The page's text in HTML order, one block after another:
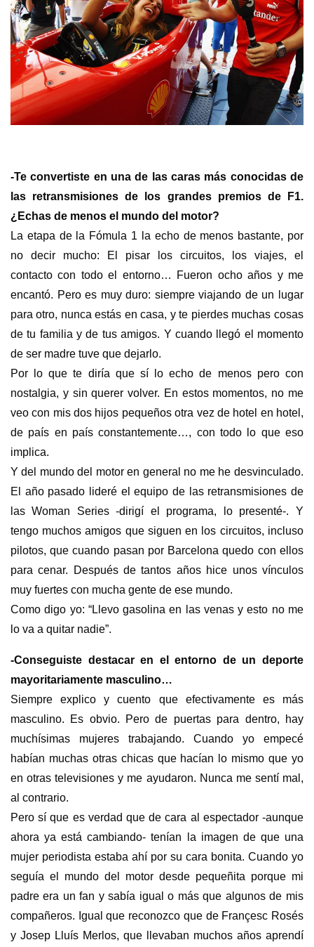
-Te convertiste en una de las caras más conocidas de
las retransmisiones de los grandes premios de F1.
¿Echas de menos el mundo del motor?
La etapa de la Fómula 1 la echo de menos bastante, por
no decir mucho: El pisar los circuitos, los viajes, el
contacto con todo el entorno… Fueron ocho años y me
encantó. Pero es muy duro: siempre viajando de un lugar
para otro, nunca estás en casa, y te pierdes muchas cosas
de tu familia y de tus amigos. Y cuando llegó el momento
de ser madre tuve que dejarlo.
Por lo que te diría que sí lo echo de menos pero con
nostalgia, y sin querer volver. En estos momentos, no me
veo con mis dos hijos pequeños otra vez de hotel en hotel,
de país en país constantemente…, con todo lo que eso
implica.
Y del mundo del motor en general no me he desvinculado.
El año pasado lideré el equipo de las retransmisiones de
las Woman Series -dirigí el programa, lo presenté-. Y
tengo muchos amigos que siguen en los circuitos, incluso
pilotos, que cuando pasan por Barcelona quedo con ellos
para cenar. Después de tantos años hice unos vínculos
muy fuertes con mucha gente de ese mundo.
Como digo yo: “Llevo gasolina en las venas y esto no me
lo va a quitar nadie”.
-Conseguiste destacar en el entorno de un deporte
mayoritariamente masculino…
Siempre explico y cuento que efectivamente es más
masculino. Es obvio. Pero de puertas para dentro, hay
muchísimas mujeres trabajando. Cuando yo empecé
habían muchas otras chicas que hacían lo mismo que yo
en otras televisiones y me ayudaron. Nunca me sentí mal,
al contrario.
Pero sí que es verdad que de cara al espectador -aunque
ahora ya está cambiando- tenían la imagen de que una
mujer periodista estaba ahí por su cara bonita. Cuando yo
seguía el mundo del motor desde pequeñita porque mi
padre era un fan y sabía igual o más que algunos de mis
compañeros. Igual que reconozco que de Françesc Rosés
y Josep Lluís Merlos, que llevaban muchos años aprendí